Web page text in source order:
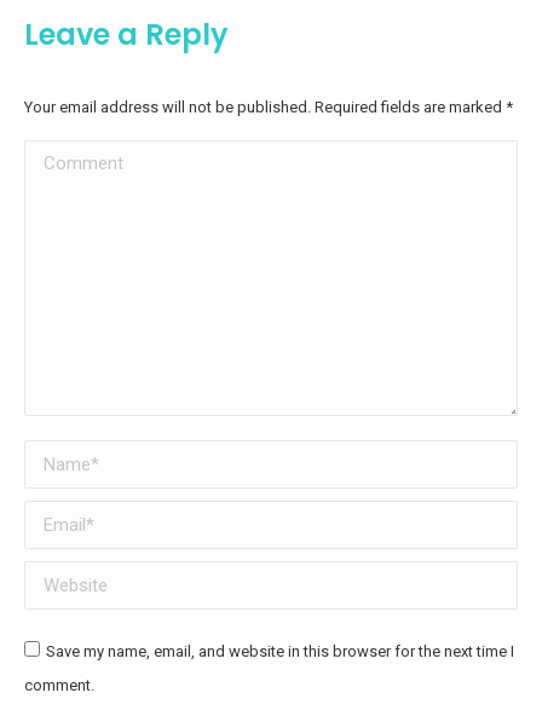
Leave a Reply
Your email address will not be published. Required fields are marked *
Comment
Name *
Email *
Website
Save my name, email, and website in this browser for the next time I
comment.